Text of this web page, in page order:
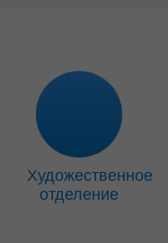
Художественное
отделение